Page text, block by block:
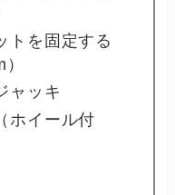
トを固定する
ャッキ
ホイール付